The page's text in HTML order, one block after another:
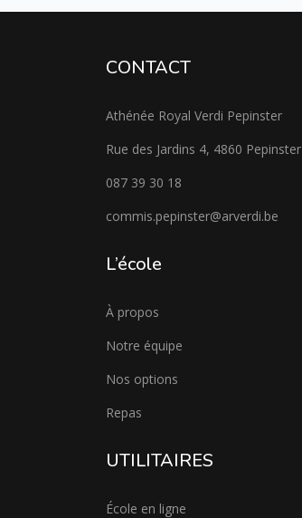
CONTACT
Athénée Royal Verdi Pepinster
Rue des Jardins 4, 4860 Pepinster
087 39 30 18
commis.pepinster@arverdi.be
L’école
À propos
Notre équipe
Nos options
Repas
UTILITAIRES
École en ligne